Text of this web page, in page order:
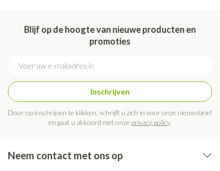
Blijf op de hoogte van nieuwe producten en
promoties
Inschrijven
Door op inschrijven te klikken, schrijft u zich in voor onze nieuwsbrief
en gaat u akkoord met onze privacy policy.
Neem contact met ons op